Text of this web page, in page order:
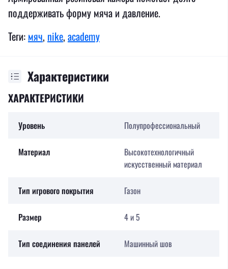
поддерживать форму мяча и давление.
Теги: мяч, nike, academy
Характеристики
ХАРАКТЕРИСТИКИ
Уровень Полупрофессиональный
Материал
Высокотехнологичный
искусственный материал
Тип игрового покрытия Газон
Размер 4 и 5
Тип соединения панелей Машинный шов